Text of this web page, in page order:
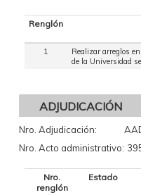
Renglón
1
Realizar arreglos
de la Universidad
ADJUDICACIÓN
Nro. Adjudicación:
Nro. Acto administrativo:
Nro.
renglón
Estado